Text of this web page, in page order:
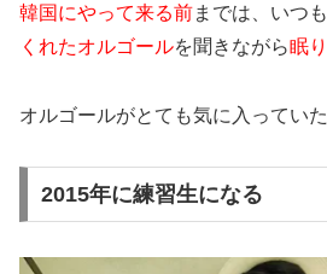
韓国にやって来る前までは、いつも
くれたオルゴールを聞きながら眠
オルゴールがとても気に入ってい
2015年に練習生になる